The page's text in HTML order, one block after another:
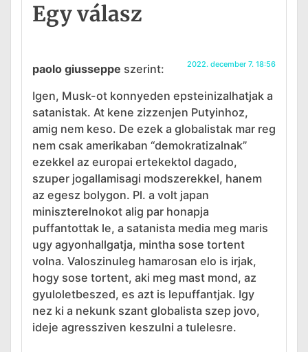
Egy válasz
paolo giusseppe szerint: 2022. december 7. 18:56
Igen, Musk-ot konnyeden epsteinizalhatjak a
satanistak. At kene zizzenjen Putyinhoz,
amig nem keso. De ezek a globalistak mar reg
nem csak amerikaban “demokratizalnak”
ezekkel az europai ertekektol dagado,
szuper jogallamisagi modszerekkel, hanem
az egesz bolygon. Pl. a volt japan
miniszterelnokot alig par honapja
puffantottak le, a satanista media meg maris
ugy agyonhallgatja, mintha sose tortent
volna. Valoszinuleg hamarosan elo is irjak,
hogy sose tortent, aki meg mast mond, az
gyuloletbeszed, es azt is lepuffantjak. Igy
nez ki a nekunk szant globalista szep jovo,
ideje agressziven keszulni a tulelesre.